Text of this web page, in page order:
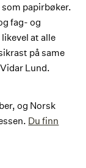
papirbøker.
fag- og
at alle
på same
Lund.
og Norsk
Du finn